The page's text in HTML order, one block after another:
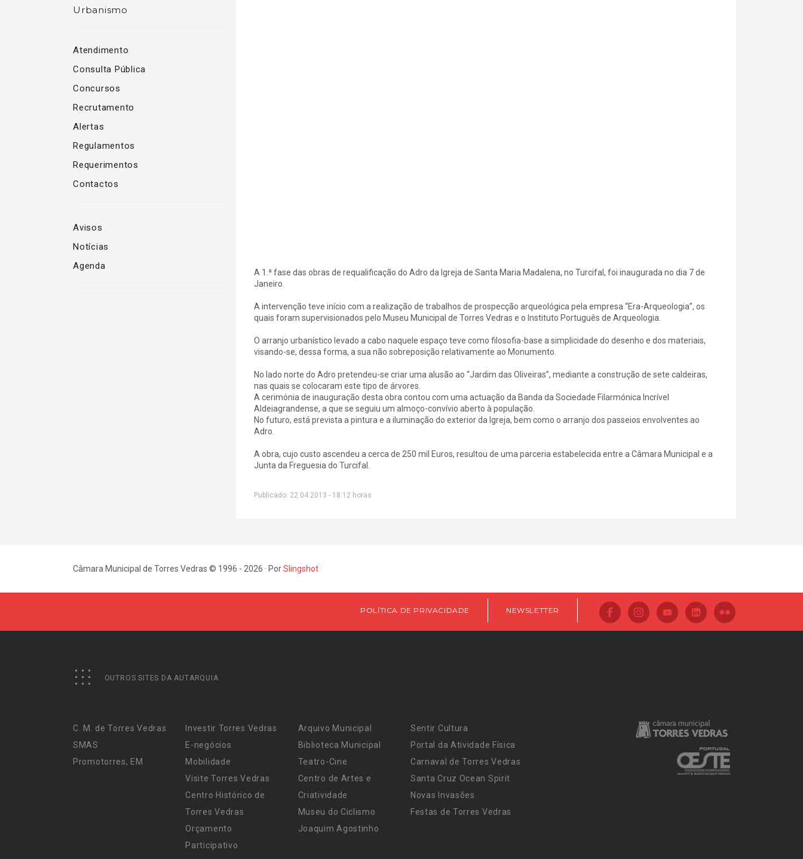
Urbanismo
Atendimento
Consulta Pública
Concursos
Recrutamento
Alertas
Regulamentos
Requerimentos
Contactos
Avisos
Notícias
Agenda
A 1.ª fase das obras de requalificação do Adro da Igreja de Santa Maria Madalena, no Turcifal, foi inaugurada no dia 7 de
Janeiro.
A intervenção teve início com a realização de trabalhos de prospecção arqueológica pela empresa “Era-Arqueologia”, os
quais foram supervisionados pelo Museu Municipal de Torres Vedras e o Instituto Português de Arqueologia.
O arranjo urbanístico levado a cabo naquele espaço teve como filosofia-base a simplicidade do desenho e dos materiais,
visando-se, dessa forma, a sua não sobreposição relativamente ao Monumento.
No lado norte do Adro pretendeu-se criar uma alusão ao “Jardim das Oliveiras”, mediante a construção de sete caldeiras,
nas quais se colocaram este tipo de árvores.
A cerimónia de inauguração desta obra contou com uma actuação da Banda da Sociedade Filarmónica Incrível
Aldeiagrandense, a que se seguiu um almoço-convívio aberto à população.
No futuro, está prevista a pintura e a iluminação do exterior da Igreja, bem como o arranjo dos passeios envolventes ao
Adro.
A obra, cujo custo ascendeu a cerca de 250 mil Euros, resultou de uma parceria estabelecida entre a Câmara Municipal e a
Junta da Freguesia do Turcifal.
Publicado: 22.04.2013 - 18:12 horas
Câmara Municipal de Torres Vedras © 1996 - 2026 · PorSlingshot
POLÍTICA DE PRIVACIDADE NEWSLETTER
OUTROS SITES DA AUTARQUIA
C. M. de Torres Vedras
SMAS
Promotorres, EM
Investir Torres Vedras
E-negócios
Mobilidade
Visite Torres Vedras
Centro Histórico de
Torres Vedras
Orçamento
Participativo
Arquivo Municipal
Biblioteca Municipal
Teatro-Cine
Centro de Artes e
Criatividade
Museu do Ciclismo
Joaquim Agostinho
Sentir Cultura
Portal da Atividade Física
Carnaval de Torres Vedras
Santa Cruz Ocean Spirit
Novas Invasões
Festas de Torres Vedras